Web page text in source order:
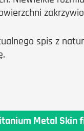
spis z
Metal Skin